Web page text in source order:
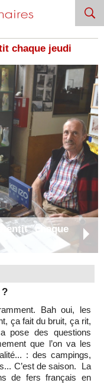
chaque jeudi
chaque
?
Bah oui, les
ça fait du bruit, ça rit,
pose des questions
que l’on va les
: des campings,
C’est de saison. La
de fers français en